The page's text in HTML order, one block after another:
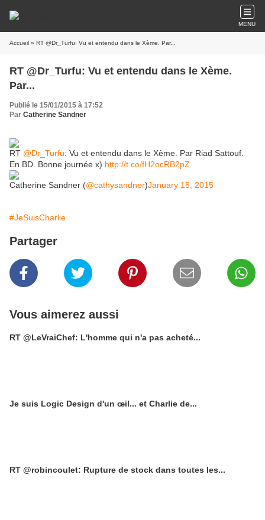
MENU
Accueil » RT @Dr_Turfu: Vu et entendu dans le Xème. Par...
RT @Dr_Turfu: Vu et entendu dans le Xème.
Par...
Publié le 15/01/2015 à 17:52
Par Catherine Sandner
RT @Dr_Turfu: Vu et entendu dans le Xème. Par Riad Sattouf.
En BD. Bonne journée x) http://t.co/fH2ocRB2pZ
Catherine Sandner (@cathysandner)January 15, 2015
#JeSuisCharlie
Partager
Vous aimerez aussi
RT @LeVraiChef: L'homme qui n'a pas acheté...
Je suis Logic Design d'un œil... et Charlie de...
RT @robincoulet: Rupture de stock dans toutes les...